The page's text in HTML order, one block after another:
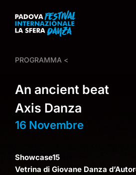
contenuto
Concorsi 2026
Contatti
PROGRAMMA <
An ancient beat
Axis Danza
16 Novembre
Showcase15
Vetrina di Giovane Danza